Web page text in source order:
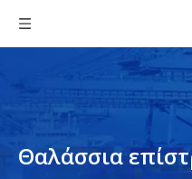
Θαλάσσια